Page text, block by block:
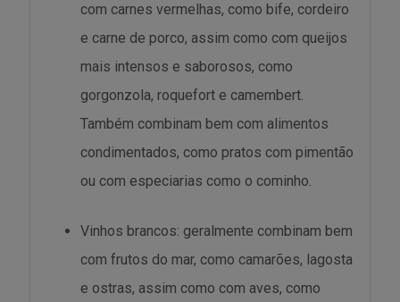
com carnes vermelhas, como bife, cordeiro
e carne de porco, assim como com queijos
mais intensos e saborosos, como
gorgonzola, roquefort e camembert.
Também combinam bem com alimentos
condimentados, como pratos com pimentão
ou com especiarias como o cominho.
Vinhos brancos: geralmente combinam bem
com frutos do mar, como camarões, lagosta
e ostras, assim como com aves, como